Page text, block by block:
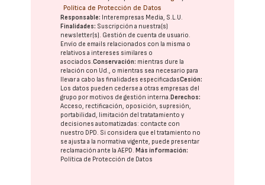
Política de Protección de Datos
Responsable: Interempresas Media, S.L.U.
Finalidades: Suscripción a nuestra(s)
newsletter(s). Gestión de cuenta de usuario.
Envío de emails relacionados con la misma o
relativos a intereses similares o
asociados.Conservación: mientras dure la
relación con Ud., o mientras sea necesario para
llevar a cabo las finalidades especificadasCesión:
Los datos pueden cederse a otras empresas del
grupo por motivos de gestión interna.Derechos:
Acceso, rectificación, oposición, supresión,
portabilidad, limitación del tratatamiento y
decisiones automatizadas: contacte con
nuestro DPD. Si considera que el tratamiento no
se ajusta a la normativa vigente, puede presentar
reclamación ante laAEPD.Más información:
Política de Protección de Datos